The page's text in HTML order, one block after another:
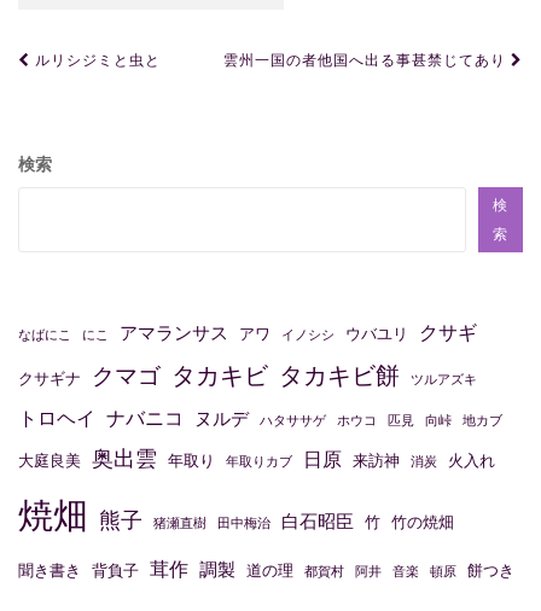
投
ビ
ン
ルリシジミと虫と 雲州一国の者他国へ出る事甚禁じてあり
検索
検
索
なばにこ にこ アマランサス アワ イノシシ ウバユリ クサギ
クサギナ クマゴ タカキビ タカキビ餅 ツルアズキ
トロヘイ ナバニコ ヌルデ ハタササゲ ホウコ 匹見 向峠 地カブ
大庭良美 奥出雲 年取り 年取りカブ 日原 来訪神 消炭 火入れ
焼畑 熊子 猪瀬直樹 田中梅治 白石昭臣 竹 竹の焼畑
聞き書き 背負子 茸作 調製 道の理 都賀村 阿井 音楽 頓原 餅つき